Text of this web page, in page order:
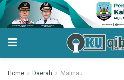
Home Daerah Malinau